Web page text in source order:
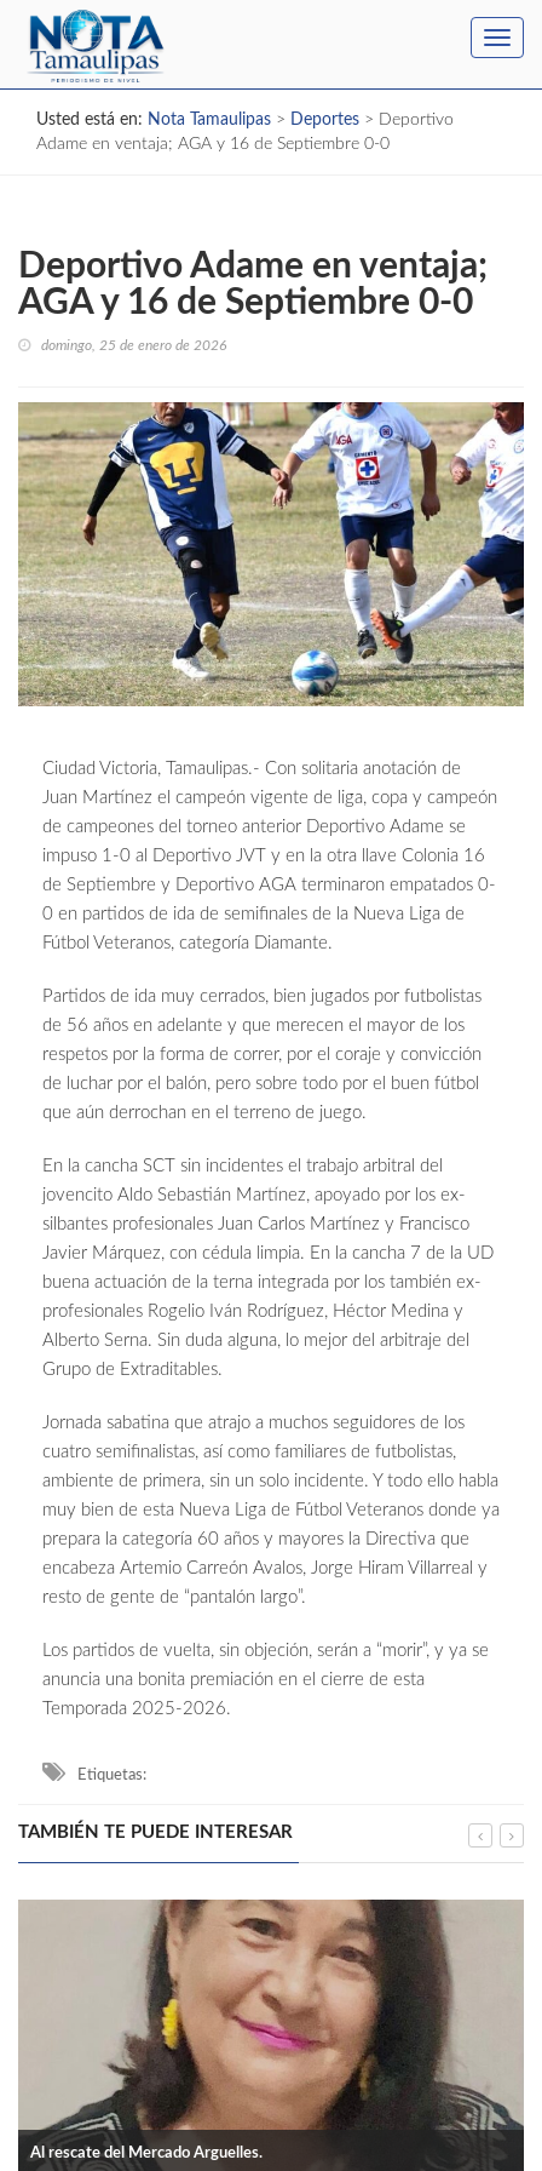
Usted está en: Nota Tamaulipas > Deportes > Deportivo
Adame en ventaja; AGA y 16 de Septiembre 0-0
Deportivo Adame en ventaja;
AGA y 16 de Septiembre 0-0
domingo, 25 de enero de 2026
Ciudad Victoria, Tamaulipas.- Con solitaria anotación de
Juan Martínez el campeón vigente de liga, copa y campeón
de campeones del torneo anterior Deportivo Adame se
impuso 1-0 al Deportivo JVT y en la otra llave Colonia 16
de Septiembre y Deportivo AGA terminaron empatados 0-
0 en partidos de ida de semifinales de la Nueva Liga de
Fútbol Veteranos, categoría Diamante.
Partidos de ida muy cerrados, bien jugados por futbolistas
de 56 años en adelante y que merecen el mayor de los
respetos por la forma de correr, por el coraje y convicción
de luchar por el balón, pero sobre todo por el buen fútbol
que aún derrochan en el terreno de juego.
En la cancha SCT sin incidentes el trabajo arbitral del
jovencito Aldo Sebastián Martínez, apoyado por los ex-
silbantes profesionales Juan Carlos Martínez y Francisco
Javier Márquez, con cédula limpia. En la cancha 7 de la UD
buena actuación de la terna integrada por los también ex-
profesionales Rogelio Iván Rodríguez, Héctor Medina y
Alberto Serna. Sin duda alguna, lo mejor del arbitraje del
Grupo de Extraditables.
Jornada sabatina que atrajo a muchos seguidores de los
cuatro semifinalistas, así como familiares de futbolistas,
ambiente de primera, sin un solo incidente. Y todo ello habla
muy bien de esta Nueva Liga de Fútbol Veteranos donde ya
prepara la categoría 60 años y mayores la Directiva que
encabeza Artemio Carreón Avalos, Jorge Hiram Villarreal y
resto de gente de “pantalón largo”.
Los partidos de vuelta, sin objeción, serán a “morir”, y ya se
anuncia una bonita premiación en el cierre de esta
Temporada 2025-2026.
Etiquetas:
TAMBIÉN TE PUEDE INTERESAR
Al rescate del Mercado Arguelles.